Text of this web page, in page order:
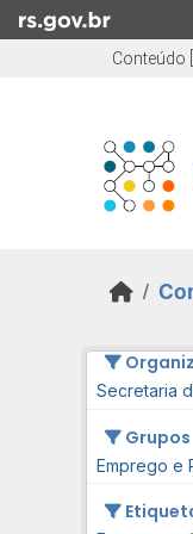
Skip to main content
Conteúdo
Secretaria
Grupos
Emprego e